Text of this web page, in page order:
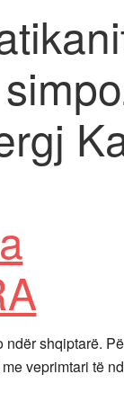
shqiptarë.
veprimtari të